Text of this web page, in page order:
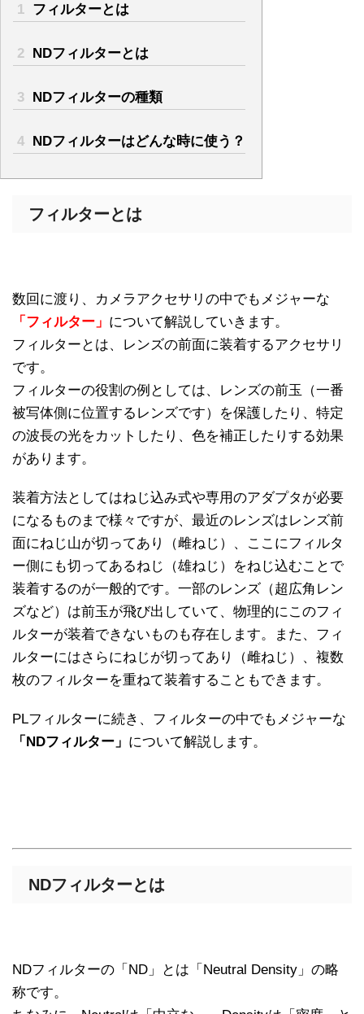
1 フィルターとは
2 NDフィルターとは
3 NDフィルターの種類
4 NDフィルターはどんな時に使う？
フィルターとは
数回に渡り、カメラアクセサリの中でもメジャーな
「フィルター」 について解説していきます。
フィルターとは、レンズの前面に装着するアクセサリ
です。
フィルターの役割の例としては、レンズの前玉（一番
被写体側に位置するレンズです）を保護したり、特定
の波長の光をカットしたり、色を補正したりする効果
があります。
装着方法としてはねじ込み式や専用のアダプタが必要
になるものまで様々ですが、最近のレンズはレンズ前
面にねじ山が切ってあり（雌ねじ）、ここにフィルタ
ー側にも切ってあるねじ（雄ねじ）をねじ込むことで
装着するのが一般的です。一部のレンズ（超広角レン
ズなど）は前玉が飛び出していて、物理的にこのフィ
ルターが装着できないものも存在します。また、フィ
ルターにはさらにねじが切ってあり（雌ねじ）、複数
枚のフィルターを重ねて装着することもできます。
PLフィルターに続き、フィルターの中でもメジャーな
「NDフィルター」 について解説します。
NDフィルターとは
NDフィルターの「ND」とは「Neutral Density」の略
称です。